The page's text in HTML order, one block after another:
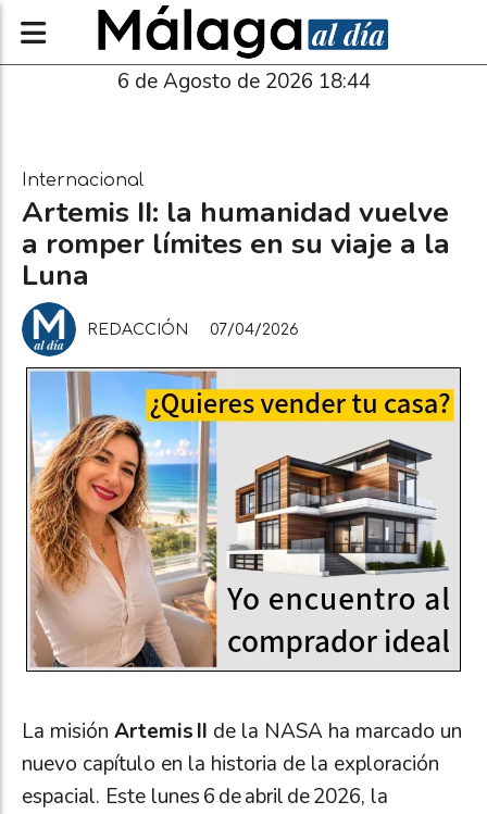
6 de Agosto de 2026 18:44
Artemis II: la humanidad vuelve
a romper límites en su viaje a la
Luna
Internacional
07/04/2026
REDACCIÓN
La misión Artemis II de la NASA ha marcado un
nuevo capítulo en la historia de la exploración
espacial. Este lunes 6 de abril de 2026, la